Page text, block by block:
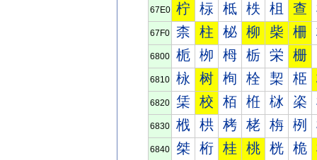
67E0 柠 柡 柢 柣 柤 查
67F0 柰 柱 柲 柳 柴 柵
6800 栀 栁 栂 栃 栄 栅
6810 栐 树 栒 栓 栔 栕
6820 栠 校 栢 栣 栤 栥
6830 栰 栱 栲 栳 栴 栵
6840 桀 桁 桂 桃 桄 桅